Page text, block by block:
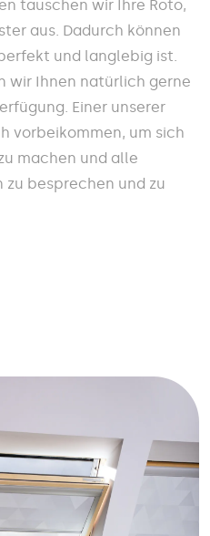
tauschen wir Ihre Roto,
aus. Dadurch können
und langlebig ist.
wir Ihnen natürlich gerne
Einer unserer
vorbeikommen, um sich
machen und alle
besprechen und zu